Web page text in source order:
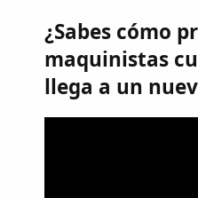
¿Sabes cómo
maquinistas
llega a un